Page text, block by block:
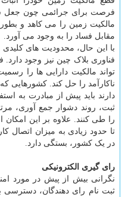
فرصت برای جرائمی چون جعل
مالکیت زمین را می کاهد و
مقابل فساد را به وجود می آورد.
با این حال، محدودیت های کلیدی
فناوری بلاک چین نیز وجود
تواند مالکیت دارایی ها را
ناکارآمد را حل کند. کشورهایی
دارند باید پیش از مبادرت به
ثبت، روند دشوار جمع آوری،
را طی کنند. علاوه بر این
تا حدود زیادی به میزان اتصال
در یک کشور، بستگی دارد.
رای گیری الکترونیکی
نگرانی بیش از پیش در مورد
ثبت نام رای دهندگان،